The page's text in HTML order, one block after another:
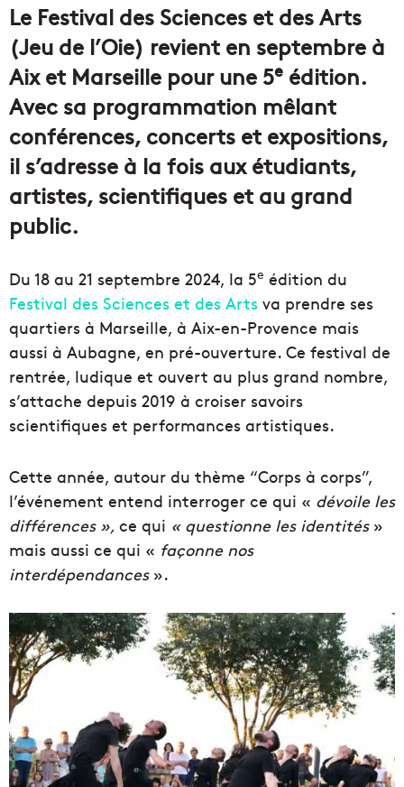
Le Festival des Sciences et des Arts
(Jeu de l’Oie) revient en septembre à
Aix et Marseille pour une 5e édition.
Avec sa programmation mêlant
conférences, concerts et expositions,
il s’adresse à la fois aux étudiants,
artistes, scientifiques et au grand
public.
Du 18 au 21 septembre 2024, la 5e édition du
Festival des Sciences et des Arts va prendre ses
quartiers à Marseille, à Aix-en-Provence mais
aussi à Aubagne, en pré-ouverture. Ce festival de
rentrée, ludique et ouvert au plus grand nombre,
s’attache depuis 2019 à croiser savoirs
scientifiques et performances artistiques.
Cette année, autour du thème “Corps à corps”,
l’événement entend interroger ce qui « dévoile les
différences », ce qui « questionne les identités»
mais aussi ce qui « façonne nos
interdépendances».